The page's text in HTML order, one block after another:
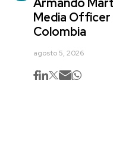
Media Officer
Colombia
agosto 5, 2026